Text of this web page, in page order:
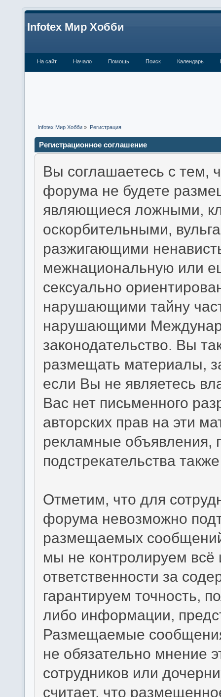
Infotex Мир Хобби
На сайт Начало Помощь Поиск Календарь
Infotex Мир Хобби » Регистрация
Регистрационное соглашение
Вы соглашаетесь с тем,
форума не будете
являющиеся ложными,
оскорбительными,
разжигающими
межнациональную или
сексуально
нарушающими тайну
нарушающими
законодательство. Вы
размещать материалы,
если Вы не являетесь
Вас нет письменного
авторских прав на эти
рекламные объявления,
подстрекательства
Отметим, что для
форума невозможно
размещаемых
мы не контролируем всё
ответственности за
гарантируем точность,
либо информации,
Размещаемые
не обязательно мнение
сотрудников или
считает, что